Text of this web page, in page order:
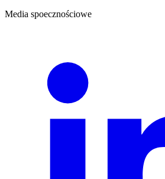
Media spoecznościowe